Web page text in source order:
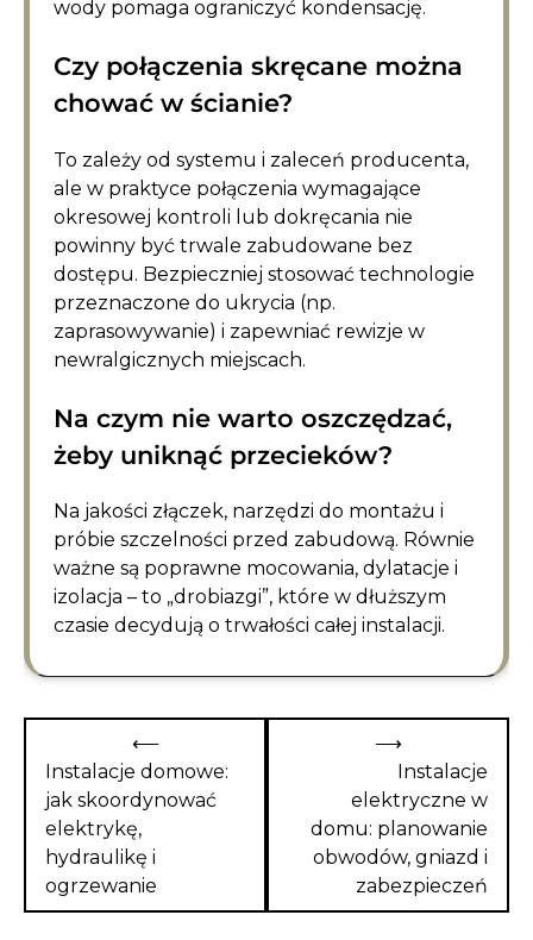
wody pomaga ograniczyć kondensację.
Czy połączenia skręcane można
chować w ścianie?
To zależy od systemu i zaleceń producenta,
ale w praktyce połączenia wymagające
okresowej kontroli lub dokręcania nie
powinny być trwale zabudowane bez
dostępu. Bezpieczniej stosować technologie
przeznaczone do ukrycia (np.
zaprasowywanie) i zapewniać rewizje w
newralgicznych miejscach.
Na czym nie warto oszczędzać,
żeby uniknąć przecieków?
Na jakości złączek, narzędzi do montażu i
próbie szczelności przed zabudową. Równie
ważne są poprawne mocowania, dylatacje i
izolacja – to „drobiazgi”, które w dłuższym
czasie decydują o trwałości całej instalacji.
Nawigacja
wpisu
⟵
Instalacje domowe:
jak skoordynować
elektrykę,
hydraulikę i
ogrzewanie
Instalacje
elektryczne w
domu: planowanie
obwodów, gniazd i
zabezpieczeń
⟶